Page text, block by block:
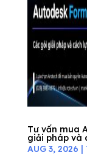
Tư vấn mua
giải pháp và
AUG 3, 2026 |